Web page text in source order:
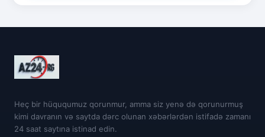
Heç bir hüququmuz qorunmur, amma siz yenə də qorunurmuş
kimi davranın və saytda dərc olunan xəbərlərdən istifadə zamanı
24 saat saytına istinad edin.